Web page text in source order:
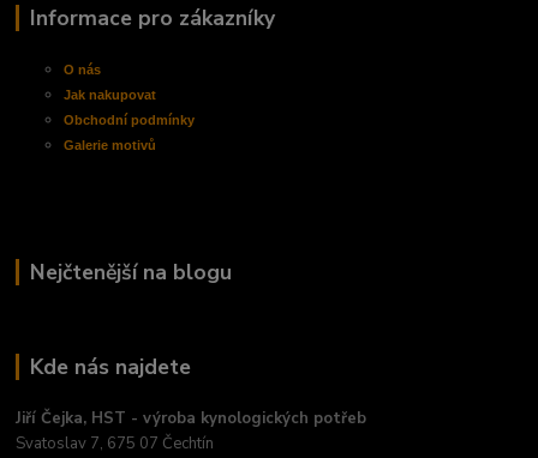
Informace pro zákazníky
O nás
Jak nakupovat
Obchodnípodmínky
Galerie motivů
Nejčtenější na blogu
Kde nás najdete
Jiří Čejka, HST - výroba kynologických potřeb
Svatoslav 7, 675 07 Čechtín